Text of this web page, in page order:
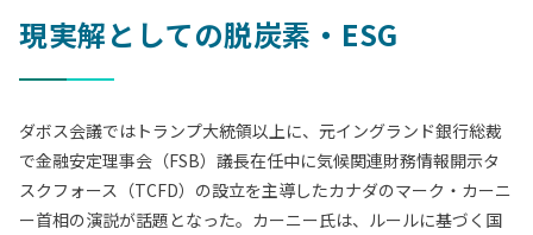
現実解としての脱炭素・ESG
ダボス会議ではトランプ大統領以上に、元イングランド銀行総裁
で金融安定理事会（FSB）議長在任中に気候関連財務情報開示タ
スクフォース（TCFD）の設立を主導したカナダのマーク・カーニ
ー首相の演説が話題となった。カーニー氏は、ルールに基づく国